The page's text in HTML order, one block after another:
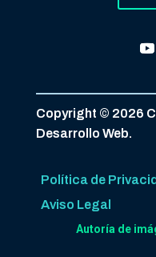
Copyright © 2026
Desarrollo Web.
Política de
Aviso Legal
Autoría de